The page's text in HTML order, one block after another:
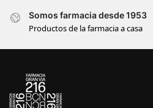
Somos farmacia desde 1953
Productos de la farmacia a casa